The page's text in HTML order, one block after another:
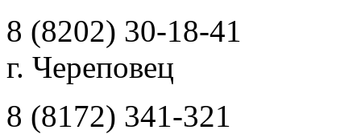
8 (8202) 30-18-41
г. Череповец
8 (8172) 341-321